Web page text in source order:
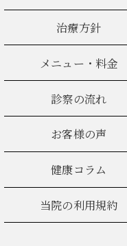
治療方針
メニュー・料金
診察の流れ
お客様の声
健康コラム
当院の利用規約